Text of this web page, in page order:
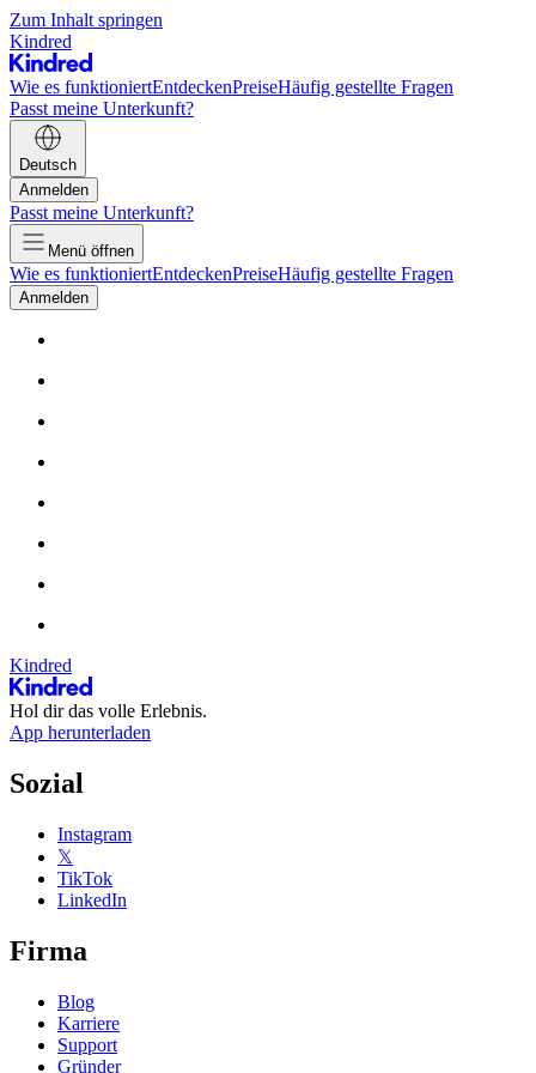
Zum Inhalt springen
Kindred
Wie es funktioniertEntdeckenPreiseHäufig gestellte Fragen
Passt meine Unterkunft?
Deutsch
Anmelden
Passt meine Unterkunft?
Menü öffnen
Wie es funktioniertEntdeckenPreiseHäufig gestellte Fragen
Anmelden
Kindred
Hol dir das volle Erlebnis.
App herunterladen
Sozial
Instagram
𝕏
TikTok
LinkedIn
Firma
Blog
Karriere
Support
Gründer